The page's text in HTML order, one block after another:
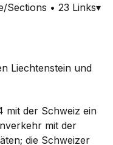
Sections • 23 Links▾
Liechtenstein und
mit der Schweiz ein
mit der
die Schweizer